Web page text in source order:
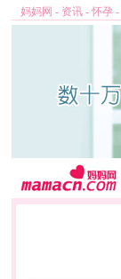
妈妈网 - 资讯 - 怀孕 -